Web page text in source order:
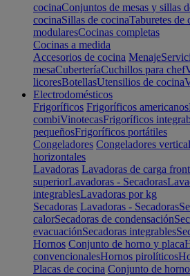
cocinaConjuntos de mesas y sillas
cocinaSillas de cocinaTaburetes de
modularesCocinas completas
Cocinas a medida
Accesorios de cocina Menaje
mesaCuberteríaCuchillos para chef
licoresBotellasUtensilios de cocina
Electrodomésticos
Frigoríficos Frigoríficos americanos
combiVinotecasFrigoríficos
pequeñosFrigoríficos portátiles
Congeladores Congeladores
horizontales
Lavadoras Lavadoras de carga
superiorLavadoras - Secadoras
integrablesLavadoras por kg
Secadoras Lavadoras - Secadoras
calorSecadoras de condensación
evacuaciónSecadoras integrables
Hornos Conjunto de horno y placa
convencionalesHornos pirolíticos
Placas de cocina Conjunto de